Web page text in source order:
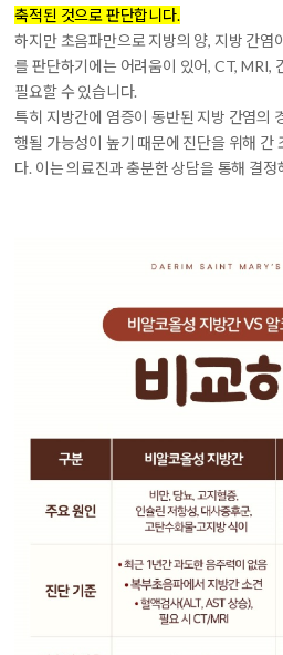
축적된 것으로 판단합니다.
하지만 초음파만으로 지방의 양, 지방 간염
를 판단하기에는 어려움이 있어, CT, MRI,
필요할 수 있습니다.
특히 지방간에 염증이 동반된 지방 간염의
행될 가능성이 높기 때문에 진단을 위해 간
다. 이는 의료진과 충분한 상담을 통해 결정